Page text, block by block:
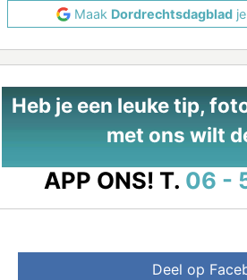
Maak Dordrechtsdagbladje
Heb je een leuke tip,
met ons wilt
APP ONS! T. 06 -
Deel op